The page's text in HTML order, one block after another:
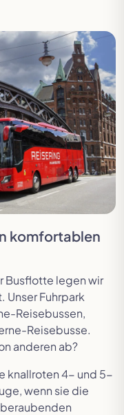
komfortablen
Busflotte legen wir
Unser Fuhrpark
Reisebussen,
Reisebusse.
anderen ab?
knallroten 4- und 5-
wenn sie die